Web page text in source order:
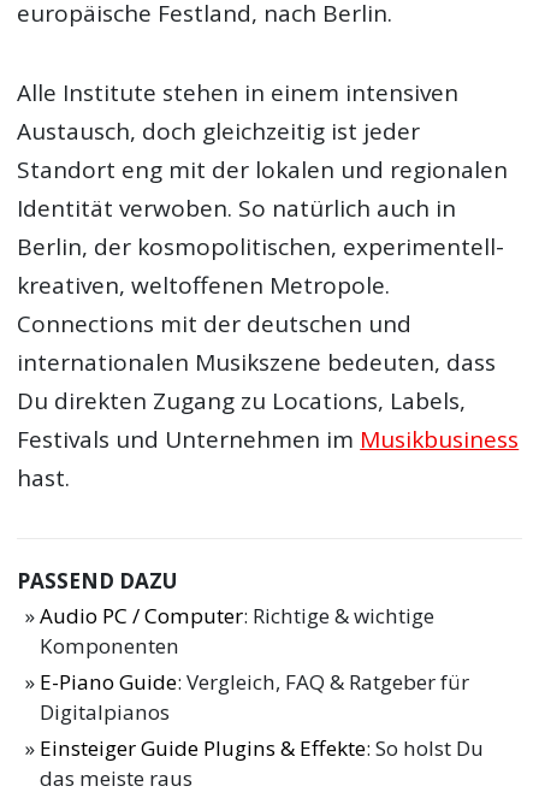
europäische Festland, nach Berlin.
Alle Institute stehen in einem intensiven
Austausch, doch gleichzeitig ist jeder
Standort eng mit der lokalen und regionalen
Identität verwoben. So natürlich auch in
Berlin, der kosmopolitischen, experimentell-
kreativen, weltoffenen Metropole.
Connections mit der deutschen und
internationalen Musikszene bedeuten, dass
Du direkten Zugang zu Locations, Labels,
Festivals und Unternehmen im Musikbusiness
hast.
PASSEND DAZU
Audio PC / Computer: Richtige & wichtige
Komponenten
E-Piano Guide: Vergleich, FAQ & Ratgeber für
Digitalpianos
Einsteiger Guide Plugins & Effekte: So holst Du
das meiste raus